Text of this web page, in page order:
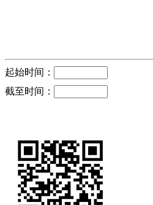
起始时间：
截至时间：